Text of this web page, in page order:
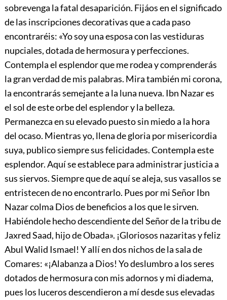
sobrevenga la fatal desaparición. Fijáos en el significado
de las inscripciones decorativas que a cada paso
encontraréis: «Yo soy una esposa con las vestiduras
nupciales, dotada de hermosura y perfecciones.
Contempla el esplendor que me rodea y comprenderás
la gran verdad de mis palabras. Mira también mi corona,
la encontrarás semejante a la luna nueva. Ibn Nazar es
el sol de este orbe del esplendor y la belleza.
Permanezca en su elevado puesto sin miedo a la hora
del ocaso. Mientras yo, llena de gloria por misericordia
suya, publico siempre sus felicidades. Contempla este
esplendor. Aquí se establece para administrar justicia a
sus siervos. Siempre que de aquí se aleja, sus vasallos se
entristecen de no encontrarlo. Pues por mi Señor Ibn
Nazar colma Dios de beneficios a los que le sirven.
Habiéndole hecho descendiente del Señor de la tribu de
Jaxred Saad, hijo de Obada». ¡Gloriosos nazaritas y feliz
Abul Walid Ismael! Y allí en dos nichosde la sala de
Comares: «¡Alabanza a Dios! Yo deslumbro a los seres
dotados de hermosura con mis adornos y mi diadema,
pues los luceros descendieron a mí desde sus elevadas